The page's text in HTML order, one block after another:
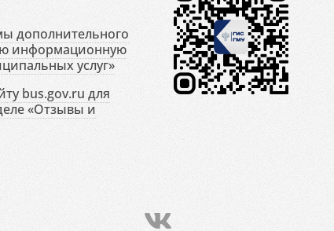
дополнительного
информационную
услуг»
bus.gov.ru для
«Отзывы и